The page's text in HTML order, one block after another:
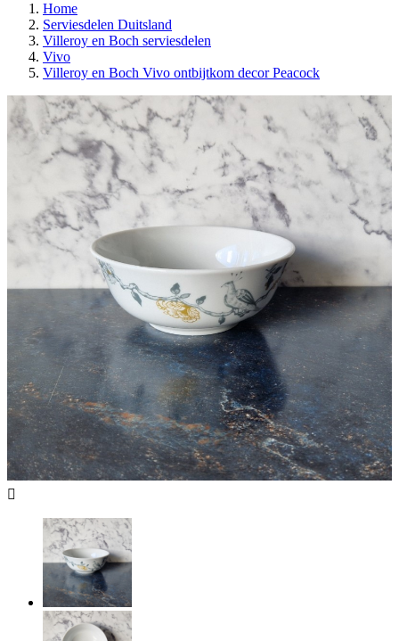
Home
Serviesdelen Duitsland
Villeroy en Boch serviesdelen
Vivo
Villeroy en Boch Vivo ontbijtkom decor Peacock
